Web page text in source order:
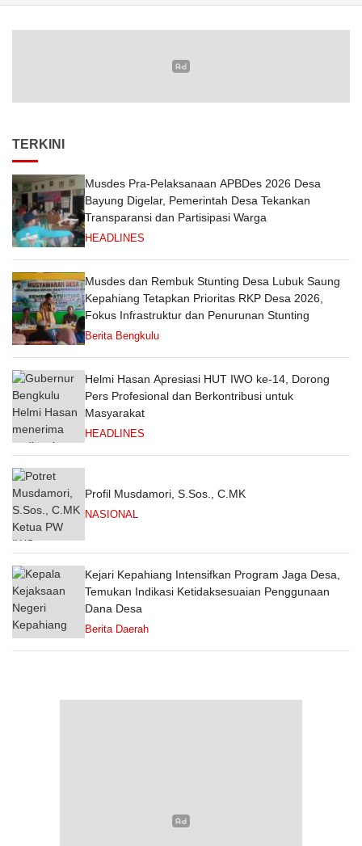
Penurunan Stunting
TERKINI
Musdes Pra-Pelaksanaan APBDes 2026 Desa
Bayung Digelar, Pemerintah Desa Tekankan
Transparansi dan Partisipasi Warga
HEADLINES
Musdes dan Rembuk Stunting Desa Lubuk Saung
Kepahiang Tetapkan Prioritas RKP Desa 2026,
Fokus Infrastruktur dan Penurunan Stunting
Berita Bengkulu
Helmi Hasan Apresiasi HUT IWO ke-14, Dorong
Pers Profesional dan Berkontribusi untuk
Masyarakat
HEADLINES
Profil Musdamori, S.Sos., C.MK
NASIONAL
Kejari Kepahiang Intensifkan Program Jaga Desa,
Temukan Indikasi Ketidaksesuaian Penggunaan
Dana Desa
Berita Daerah